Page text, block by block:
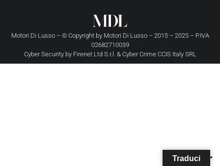
Motori Di Lusso – © Copyright by Motori Di Lusso– 2015 – 2025 – P.IVA
02682710039
Cyber Security by Firenet Ltd S.r.l. & Cyber Crime CCIS Italy SRL
Traduci